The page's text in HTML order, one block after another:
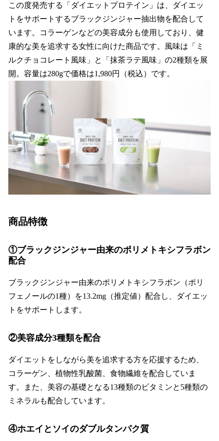
この度発売する「ダイエットプロテイン」は、ダイエッ
トをサポートするブラックジンジャー抽出物を配合して
います。コラーゲンなどの美容成分も使用しており、健
康的な美を追求する女性に向けた商品です。風味は「ミ
ルクチョコレート風味」と「抹茶ラテ風味」の2種類を展
開。容量は280gで価格は1,980円（税込）です。
商品特徴
①ブラックジンジャー由来のポリメトキシフラボン
配合
ブラックジンジャー由来のポリメトキシフラボン（ポリ
フェノールの1種）を13.2mg（推定値）配合し、ダイエッ
トをサポートします。
②美容成分3種類を配合
ダイエットをしながら美を追求する方を応援するため、
コラーゲン、植物性乳酸菌、食物繊維を配合していま
す。また、美容の基礎となる13種類のビタミンと5種類の
ミネラルも配合しています。
④ホエイとソイのダブルタンパク質